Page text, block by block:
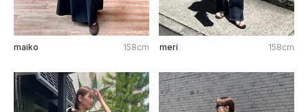
maiko 158cm meri 158cm